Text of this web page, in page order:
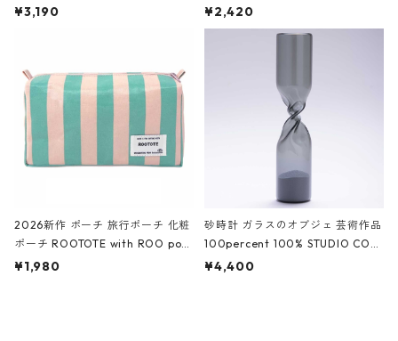
ファスナーポーチ 撥水加工 トラベ
ーガンディー、オフホワイト
¥3,190
大きめ 撥水加工 収納ポーチ CRO
CODILE/Black クロコダイル/ブラ
¥2,420
2026新作 ポーチ 旅行ポーチ 化粧
ポーチ ROOTOTE with ROO pou
ch 3532 ルートート WR.ポーチ.ラ
¥1,980
砂時計 ガラスのオブジェ 芸術作品
100percent 100% STUDIO COH
AKU Timeless 100パーセント ス
¥4,400